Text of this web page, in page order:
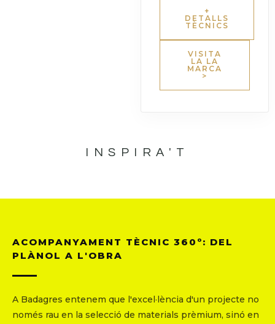
+
DETALLS
TÈCNICS
VISITA
LA LA
MARCA
>
INSPIRA'T
ACOMPANYAMENT TÈCNIC 360º: DEL
PLÀNOL A L'OBRA
A Badagres entenem que l'excel·lència d'un projecte no
només rau en la selecció de materials prèmium, sinó en